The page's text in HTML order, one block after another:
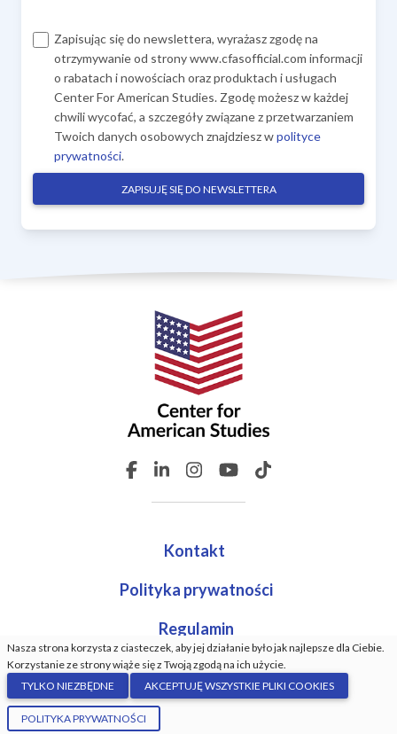
Zapisując się do newslettera, wyrażasz zgodę na
otrzymywanie od strony www.cfasofficial.com informacji
o rabatach i nowościach oraz produktach i usługach
Center For American Studies. Zgodę możesz w każdej
chwili wycofać, a szczegóły związane z przetwarzaniem
Twoich danych osobowych znajdziesz wpolityce
prywatności.
ZAPISUJĘ SIĘ DO NEWSLETTERA
Kontakt
Polityka prywatności
Regulamin
© Center For American Studies. Wszystkie prawa
zastrzeżone. Wykonanie:
Nasza strona korzysta z ciasteczek, aby jej działanie było jak najlepsze dla Ciebie.
Korzystanie ze strony wiąże się z Twoją zgodą na ich użycie.
TYLKO NIEZBĘDNE
AKCEPTUJĘ WSZYSTKIE PLIKI COOKIES
POLITYKA PRYWATNOŚCI